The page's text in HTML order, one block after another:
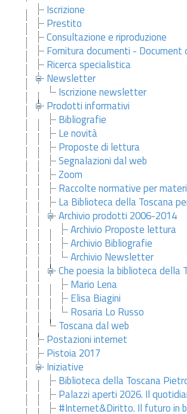
Iscrizione
Prestito
Consultazione e riproduzione
Fornitura documenti - Document
Ricerca specialistica
Newsletter
Iscrizione newsletter
Prodotti informativi
Bibliografie
Le novità
Proposte di lettura
Segnalazioni dal web
Zoom
Raccolte normative per
La Biblioteca della Toscana
Archivio prodotti 2006-2014
Archivio Proposte lettura
Archivio Bibliografie
Archivio Newsletter
Che poesia la biblioteca della
Mario Lena
Elisa Biagini
Rosaria Lo Russo
Toscana dal web
Postazioni internet
Pistoia 2017
Iniziative
Biblioteca della Toscana
Palazzi aperti 2026. Il
#Internet&Diritto. Il futuro in